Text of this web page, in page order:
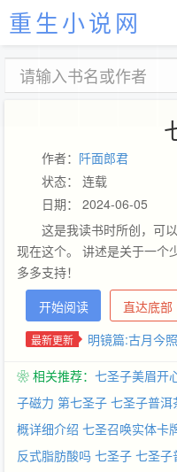
重生小说网
作者： 阡面郎君
状态： 连载
日期： 2024-06-05
这是我读书时所创，可
现在这个。 讲述是关于一个
多多支持！
开始阅读
直达底部
最新更新 明镜篇:古月今
❀ 相关推荐： 七圣子美眉开
子磁力 第七圣子 七圣子普
概详细介绍 七圣召唤实体卡
反式脂肪酸吗 七圣子 七圣子